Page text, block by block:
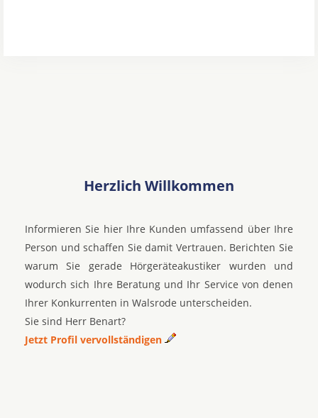
Herzlich Willkommen
Informieren Sie hier Ihre Kunden umfassend über Ihre
Person und schaffen Sie damit Vertrauen. Berichten Sie
warum Sie gerade Hörgeräteakustiker wurden und
wodurch sich Ihre Beratung und Ihr Service von denen
Ihrer Konkurrenten in Walsrode unterscheiden.
Sie sind Herr Benart?
Jetzt Profil vervollständigen